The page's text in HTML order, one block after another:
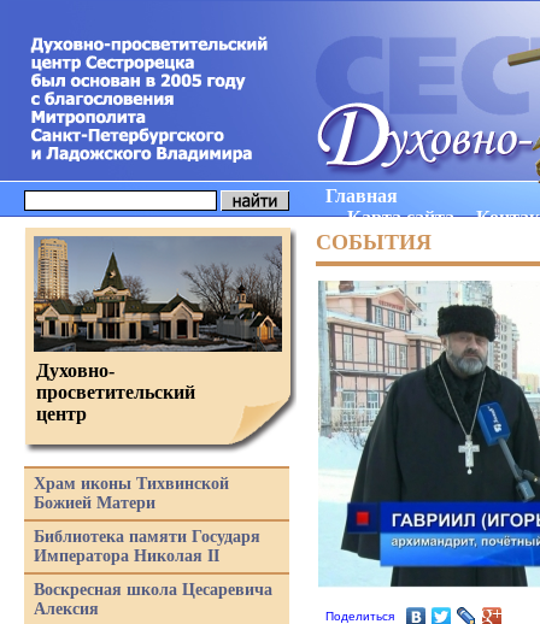
Главная
Карта сайта
СОБЫТИЯ
Поделиться
Духовно-
просветительский
центр
Храм иконы Тихвинской
Божией Матери
Библиотека памяти Государя
Императора Николая II
Воскресная школа Цесаревича
Алексия